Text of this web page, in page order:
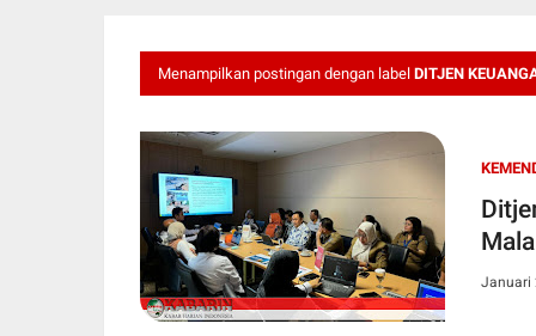
Menampilkan postingan dengan label DITJEN
Januari